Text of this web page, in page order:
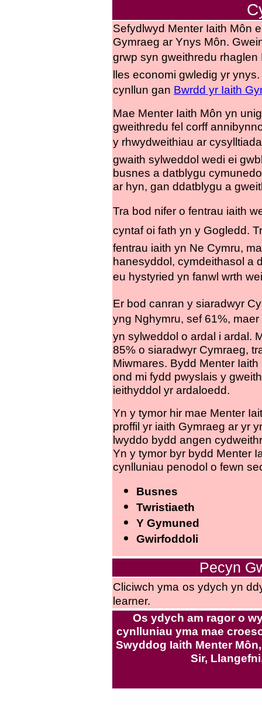
Sefydlwyd Menter Iaith Môn
Gymraeg ar Ynys Môn.
grwp syn gweithredu
lles economi gwledig yr
cynllun gan Bwrdd yr Iaith
Mae Menter Iaith Môn yn
gweithredu fel corff
y rhwydweithiau ar
gwaith sylweddol wedi ei
busnes a datblygu
ar hyn, gan ddatblygu a
Tra bod nifer o fentrau iaith
cyntaf oi fath yn y Gogledd.
fentrau iaith yn Ne Cymru,
hanesyddol, cymdeithasol a
eu hystyried yn fanwl wrth
Er bod canran y siaradwyr
yng Nghymru, sef 61%,
yn sylweddol o ardal i ardal.
85% o siaradwyr Cymraeg,
Miwmares. Bydd Menter
ond mi fydd pwyslais y
ieithyddol yr ardaloedd.
Yn y tymor hir mae Menter
proffil yr iaith Gymraeg ar yr
lwyddo bydd angen
Yn y tymor byr bydd Menter
cynlluniau penodol o fewn
Busnes
Twristiaeth
Y Gymuned
Gwirfoddoli
Pecyn
Cliciwch yma os ydych yn
learner.
Os ydych am ragor o
cynlluniau yma mae
Swyddog Iaith Menter
Sir,